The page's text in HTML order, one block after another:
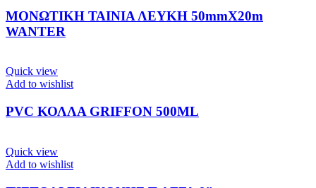
ΜΟΝΩΤΙΚΗ ΤΑΙΝΙΑ ΛΕΥΚΗ 50mmX20m
WANTER
Quick view
Add to wishlist
PVC ΚΟΛΛΑ GRIFFON 500ML
Quick view
Add to wishlist